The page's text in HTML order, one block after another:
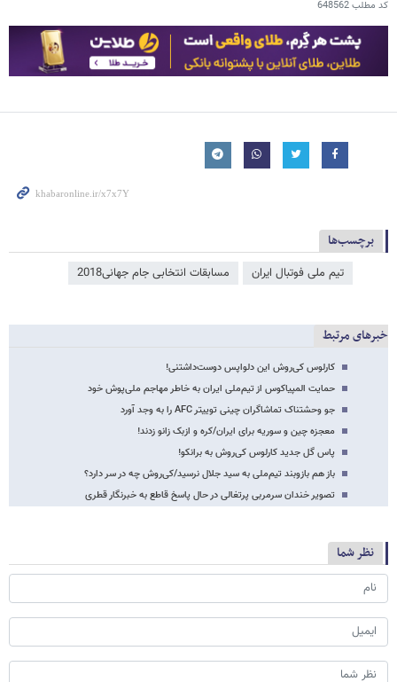
کد مطلب648562
برچسب‌ها
تیم ملی فوتبال ایران مسابقات انتخابی جام جهانی2018
خبرهای مرتبط
کارلوس کی‌روش این دلواپس دوست‌داشتنی!
حمایت المپیاکوس از تیم‌ملی ایران به خاطر مهاجم ملی‌پوش خود
جو وحشتناک تماشاگران چینی توییتر AFC را به وجد آورد
معجزه چین و سوریه برای ایران/کره و ازبک زانو زدند!
پاس گل جدید کارلوس کی‌روش به برانکو!
باز هم بازوبند تیم‌ملی به سید جلال نرسید/کی‌روش چه در سر دارد؟
تصویر خندان سرمربی پرتغالی در حال پاسخ قاطع به خبرنگار قطری
نظر شما